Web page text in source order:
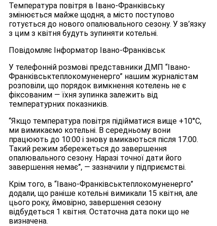
Температура повітря в Івано-Франківську
змінюється майже щодня, а місто поступово
готується до нового опалювального сезону. У зв’язку
з цим з квітня будуть зупиняти котельні.
Повідомляє Інформатор Івано-Франківськ
У телефонній розмові представники ДМП “Івано-
Франківськтеплокомуненерго” нашим журналістам
розповіли, що порядок вимкнення котелень не є
фіксованим — їхня зупинка залежить від
температурних показників.
“Якщо температура повітря підійматися вище +10°C,
ми вимикаємо котельні. В середньому вони
працюють до 10:00 і знову вмикаються після 17:00.
Такий режим збережеться до завершення
опалювального сезону. Наразі точної дати його
завершення немає”, — зазначили у підприємстві.
Крім того, в “Івано-Франківськтеплокомуненерго”
додали, що раніше котельні вимикали 15 квітня, але
цього року, ймовірно, завершення сезону
відбудеться 1 квітня. Остаточна дата поки що не
визначена.